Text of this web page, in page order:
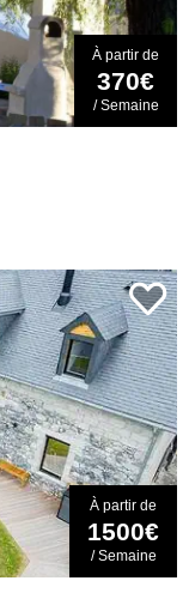
À partir de
370€
/ Semaine
À partir de
1500€
/ Semaine